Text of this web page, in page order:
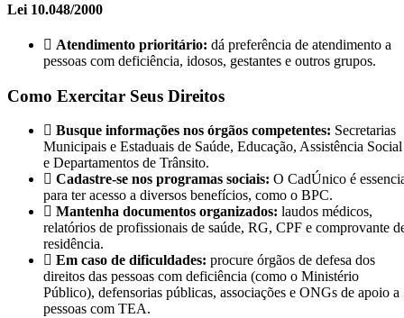
Lei 10.048/2000
Atendimento prioritário: dá preferência de atendimento a
pessoas com deficiência, idosos, gestantes e outros grupos.
Como Exercitar Seus Direitos
Busque informações nos órgãos competentes: Secretarias
Municipais e Estaduais de Saúde, Educação, Assistência Social
e Departamentos de Trânsito.
Cadastre-se nos programas sociais: O CadÚnico é
para ter acesso a diversos benefícios, como o BPC.
Mantenha documentos organizados: laudos médicos,
relatórios de profissionais de saúde, RG, CPF e comprovante
residência.
Em caso de dificuldades: procure órgãos de defesa dos
direitos das pessoas com deficiência (como o Ministério
Público), defensorias públicas, associações e ONGs de apoio a
pessoas com TEA.